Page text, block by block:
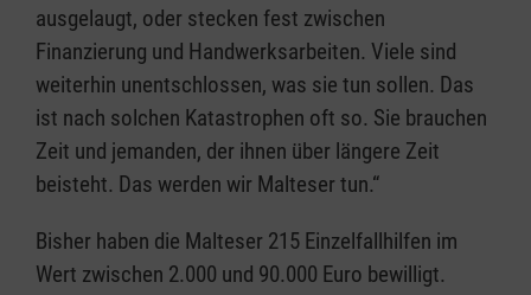
ausgelaugt, oder stecken fest zwischen
Finanzierung und Handwerksarbeiten. Viele sind
weiterhin unentschlossen, was sie tun sollen. Das
ist nach solchen Katastrophen oft so. Sie brauchen
Zeit und jemanden, der ihnen über längere Zeit
beisteht. Das werden wir Malteser tun.“
Bisher haben die Malteser 215 Einzelfallhilfen im
Wert zwischen 2.000 und 90.000 Euro bewilligt.